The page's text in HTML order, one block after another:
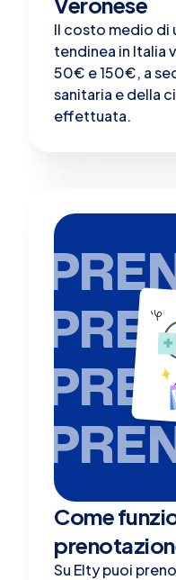
Il costo medio di
tendinea in Italia
50€ e 150€, a
sanitaria e della
effettuata.
Come
Su Elty puoi